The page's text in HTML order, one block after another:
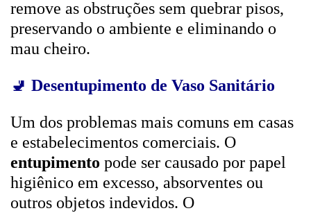
remove as obstruções sem quebrar pisos,
preservando o ambiente e eliminando o
mau cheiro.
🚽 Desentupimento de Vaso Sanitário
Um dos problemas mais comuns em casas
e estabelecimentos comerciais. O
entupimento pode ser causado por papel
higiênico em excesso, absorventes ou
outros objetos indevidos. O